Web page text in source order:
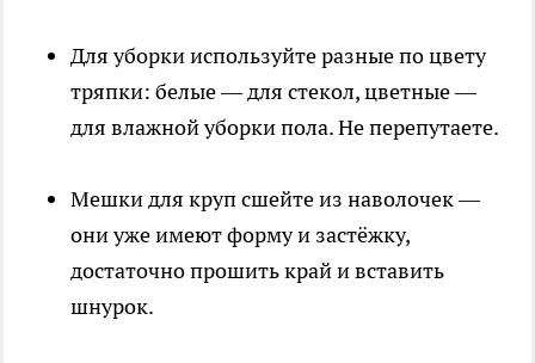
Для уборки используйте разные по цвету
тряпки: белые — для стекол, цветные —
для влажной уборки пола. Не перепутаете.
Мешки для круп сшейте из наволочек —
они уже имеют форму и застёжку,
достаточно прошить край и вставить
шнурок.